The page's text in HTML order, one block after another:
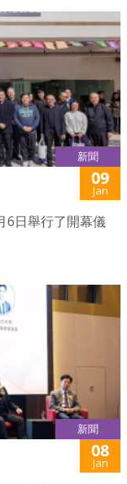
新聞
09
Jan
6日舉行了開幕儀
新聞
08
Jan